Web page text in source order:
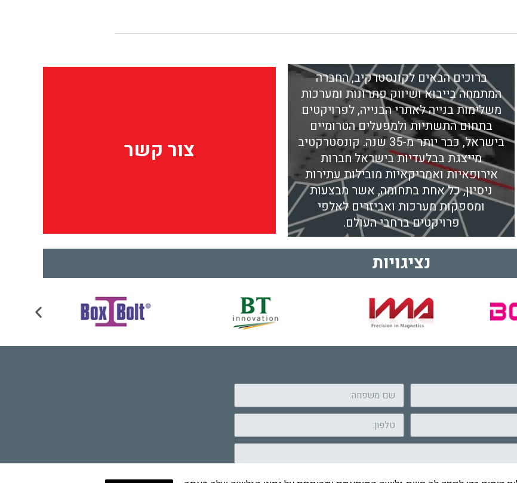
ברוכים הבאים לקונסטרקיב, החברה
המתמחה בייבוא ושיווק פתרונות ומערכות
משלימות בנייה לאתרי הבנייה, לפרויקטים
בתחום התשתיות ולמפעלים הטרומיים
בישראל, כבר יותר מ-35 שנה. קונסטרקטיב
מייצגת בבלעדיות בישראל חברות
אירופאיות ואמריקאיות מובילות עתירות
ניסיון, כל אחת בתחומה, אשר מבצעות
ומספקות מערכות ואביזרים לאלפי
פרויקטים ברחבי העולם.
צור קשר
צור קשר
נציגויות